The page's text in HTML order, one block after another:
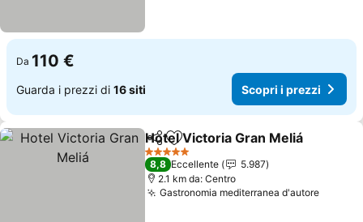
Da 110 €
Guarda i prezzi di 16 siti Scopri i prezzi
CondividiAggiungi ai preferiti
Hotel Victoria Gran Meliá
5 Stelle
8,8 Eccellente
5.987
2.1 km da: Centro
Gastronomia mediterranea d'autoreScopri